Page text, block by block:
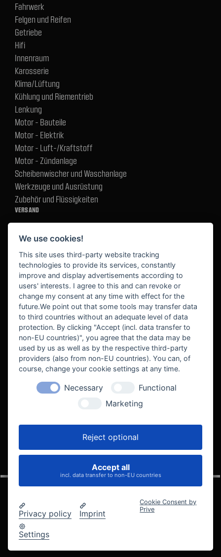
Fahrwerk
Felgen und Reifen
Getriebe
Hifi
Innenraum
Karosserie
Klima/Lüftung
Kühlung und Riementrieb
Lenkung
Motor - Bauteile
Motor - Elektrik
Motor - Luft-/Kraftstoff
Motor - Zündanlage
Scheibenwischer und Waschanlage
Werkzeuge und Ausrüstung
Zubehör und Flüssigkeiten
VERSAND
BEKANNT AUS
VELOCITY AUTOMOTIVE
© 2005 - 2026 Velocity Automotive
We use cookies!
This site uses third-party website tracking
technologies to provide its services, constantly
improve and display advertisements according to
users' interests. I agree to this and can revoke or
change my consent at any time with effect for the
future.We point out that some tools may transfer data
to third countries without an adequate level of data
protection. By clicking "Accept (incl. data transfer to
non-EU countries)", you agree that the data may be
used by us as well as by the respective third-party
providers (also from non-EU countries). You can, of
course, change your cookie settings at any time.
Necessary
Functional
Marketing
Reject optional
Accept all
incl. data transfer to non-EU countries
Privacy policy Imprint
Settings
Cookie Consent by
Prive